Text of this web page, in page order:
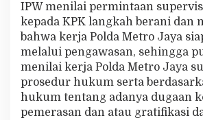
IPW menilai permintaan
kepada KPK langkah berani dan
bahwa kerja Polda Metro Jaya
melalui pengawasan, sehingga
menilai kerja Polda Metro Jaya
prosedur hukum serta
hukum tentang adanya dugaan
pemerasan dan atau gratifikasi